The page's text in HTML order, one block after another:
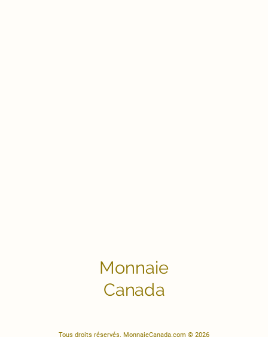
Monnaie
Canada
Tous droits réservés. MonnaieCanada.com © 2026